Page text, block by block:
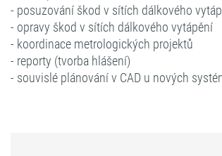
- posuzování škod v sítích dálkového
- opravy škod v sítích dálkového vytápění
- koordinace metrologických projektů
- reporty (tvorba hlášení)
- souvislé plánování v CAD u nových